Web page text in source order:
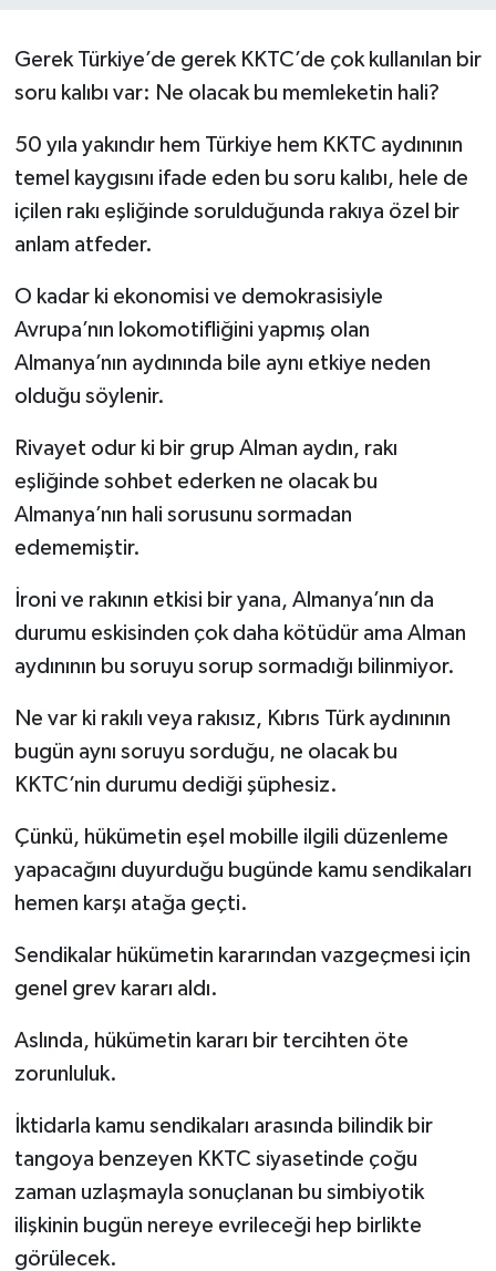
Gerek Türkiye’de gerek KKTC’de çok kullanılan bir
soru kalıbı var: Ne olacak bu memleketin hali?
50 yıla yakındır hem Türkiye hem KKTC aydınının
temel kaygısını ifade eden bu soru kalıbı, hele de
içilen rakı eşliğinde sorulduğunda rakıya özel bir
anlam atfeder.
O kadar ki ekonomisi ve demokrasisiyle
Avrupa’nın lokomotifliğini yapmış olan
Almanya’nın aydınında bile aynı etkiye neden
olduğu söylenir.
Rivayet odur ki bir grup Alman aydın, rakı
eşliğinde sohbet ederken ne olacak bu
Almanya’nın hali sorusunu sormadan
edememiştir.
İroni ve rakının etkisi bir yana, Almanya’nın da
durumu eskisinden çok daha kötüdür ama Alman
aydınının bu soruyu sorup sormadığı bilinmiyor.
Ne var ki rakılı veya rakısız, Kıbrıs Türk aydınının
bugün aynı soruyu sorduğu, ne olacak bu
KKTC’nin durumu dediği şüphesiz.
Çünkü, hükümetin eşel mobille ilgili düzenleme
yapacağını duyurduğu bugünde kamu sendikaları
hemen karşı atağa geçti.
Sendikalar hükümetin kararından vazgeçmesi için
genel grev kararı aldı.
Aslında, hükümetin kararı bir tercihten öte
zorunluluk.
İktidarla kamu sendikaları arasında bilindik bir
tangoya benzeyen KKTC siyasetinde çoğu
zaman uzlaşmayla sonuçlanan bu simbiyotik
ilişkinin bugün nereye evrileceği hep birlikte
görülecek.